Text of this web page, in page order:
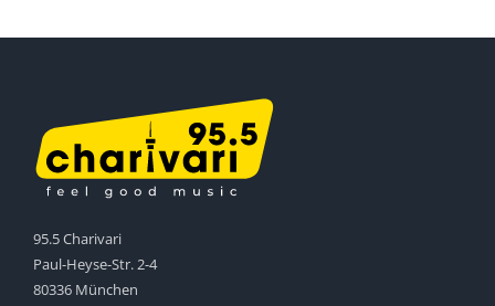
95.5 Charivari
Paul-Heyse-Str. 2-4
80336 München